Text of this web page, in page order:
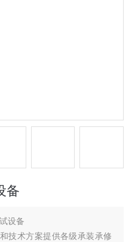
备
设备
技术方案提供各级承装承修